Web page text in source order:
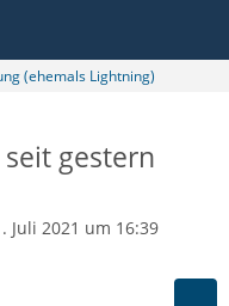
(ehemals Lightning)
gestern
Juli 2021 um 16:39